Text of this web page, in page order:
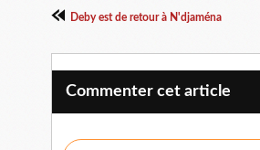
Deby est de retour à N'djaména
Commenter cet article